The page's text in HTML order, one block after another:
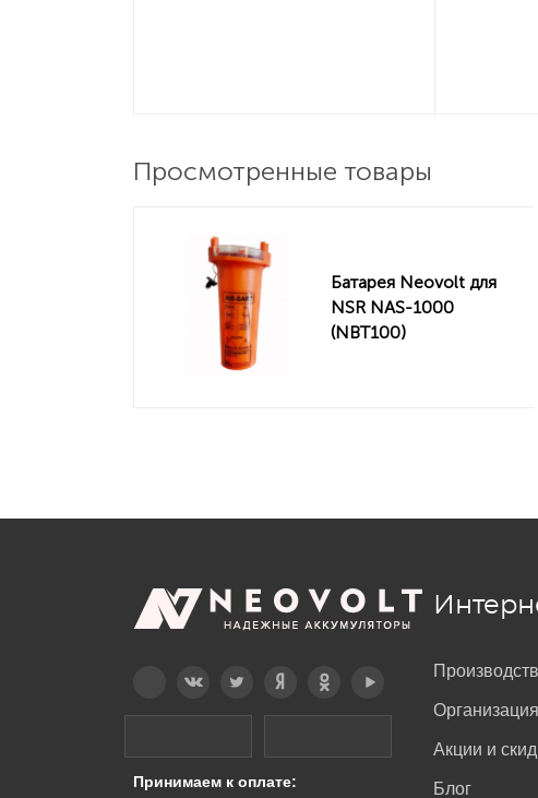
Просмотренные товары
Батарея Neovolt для
NSR NAS-1000
(NBT100)
Принимаем к оплате:
Акции и
Блог